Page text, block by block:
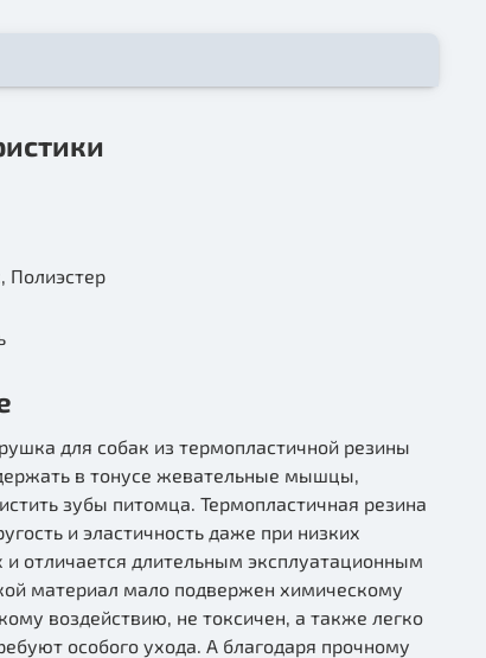
Термопластик, Полиэстер
для собак из термопластичной резины
в тонусе жевательные мышцы,
зубы питомца. Термопластичная резина
и эластичность даже при низких
и отличается длительным эксплуатационным
материал мало подвержен химическому
воздействию, не токсичен, а также легко
особого ухода. А благодаря прочному